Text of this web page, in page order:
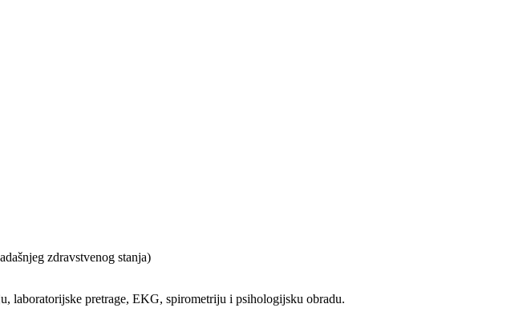
zdravstvenog stanja)
laboratorijske pretrage, EKG, spirometriju i psihologijsku obradu.